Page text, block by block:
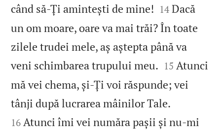
când să‑Ți amintești de mine! 

14 Dacă
un om moare, oare va mai trăi? În toate
zilele trudei mele, aș aștepta până va
veni schimbarea trupului meu. 

15 Atunci
mă vei chema, și‑Ți voi răspunde; vei
tânji după lucrarea mâinilor Tale.
16 Atunci îmi vei număra pașii și nu‑mi